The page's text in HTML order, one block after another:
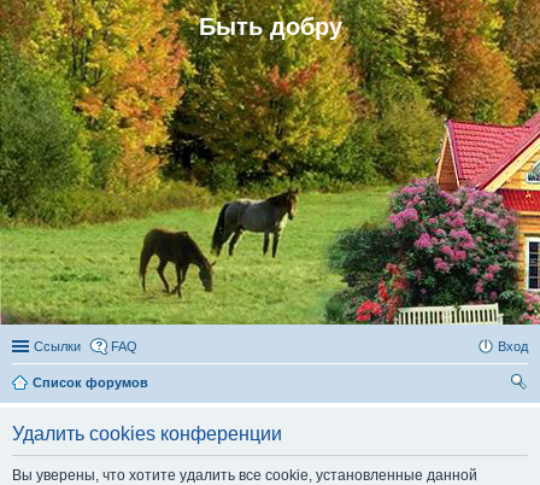
Быть добру
Ссылки FAQ Вход
Список форумов
Удалить cookies конференции
Вы уверены, что хотите удалить все cookie, установленные данной